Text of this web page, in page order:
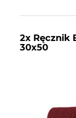
2x Ręcznik
30x50